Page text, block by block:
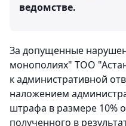
ведомстве.
За допущенные
монополиях" ТОО
к административной
наложением
штрафа в размере 10%
полученного в